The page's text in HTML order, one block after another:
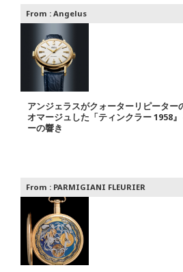
From : Angelus
アンジェラスがクォーターリピーター
オマージュした「ティンクラー 1958
ーの響き
From : PARMIGIANI FLEURIER